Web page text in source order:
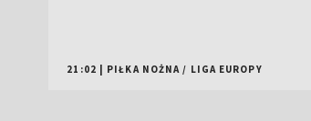
21:02 | PIŁKA NOŻNA / LIGA EUROPY